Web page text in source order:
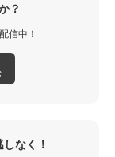
？
信中！
なく！